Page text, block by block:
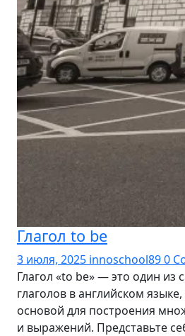
Глагол to be
3 июля, 2025 innoschool890
Глагол «to be» — это один из
глаголов в английском языке,
основой для построения
и выражений. Представьте